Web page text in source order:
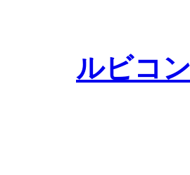
ルビコ